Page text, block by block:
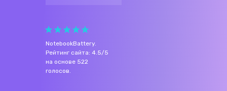
NotebookBattery.
Рейтинг сайта: 4.5/5
на основе 522
голосов.